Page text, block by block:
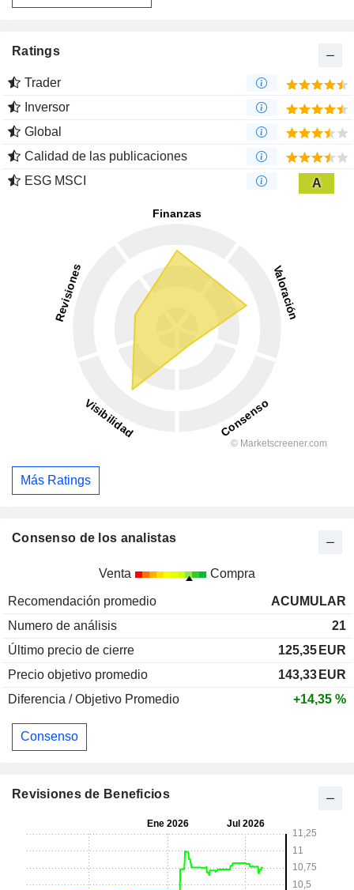
Ratings
Trader
Inversor
Global
Calidad de las publicaciones
ESG MSCI
A
Más Ratings
Consenso de los analistas
Venta Compra
Recomendación promedio
ACUMULAR
Numero de análisis
21
Último precio de cierre
125,35 EUR
Precio objetivo promedio
143,33 EUR
Diferencia / Objetivo Promedio
+14,35 %
Consenso
Revisiones de Beneficios